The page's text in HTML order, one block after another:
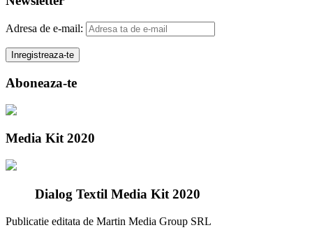
Adresa de e-mail:
Aboneaza-te
Media Kit 2020
Dialog Textil Media Kit 2020
Publicatie editata de Martin Media Group SRL